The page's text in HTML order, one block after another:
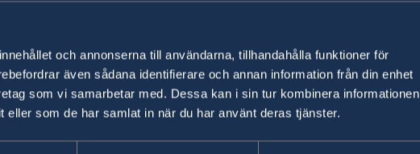
och annonserna till användarna, tillhandahålla funktioner för
även sådana identifierare och annan information från din enhet
som vi samarbetar med. Dessa kan i sin tur kombinera informationen
eller som de har samlat in när du har använt deras tjänster.